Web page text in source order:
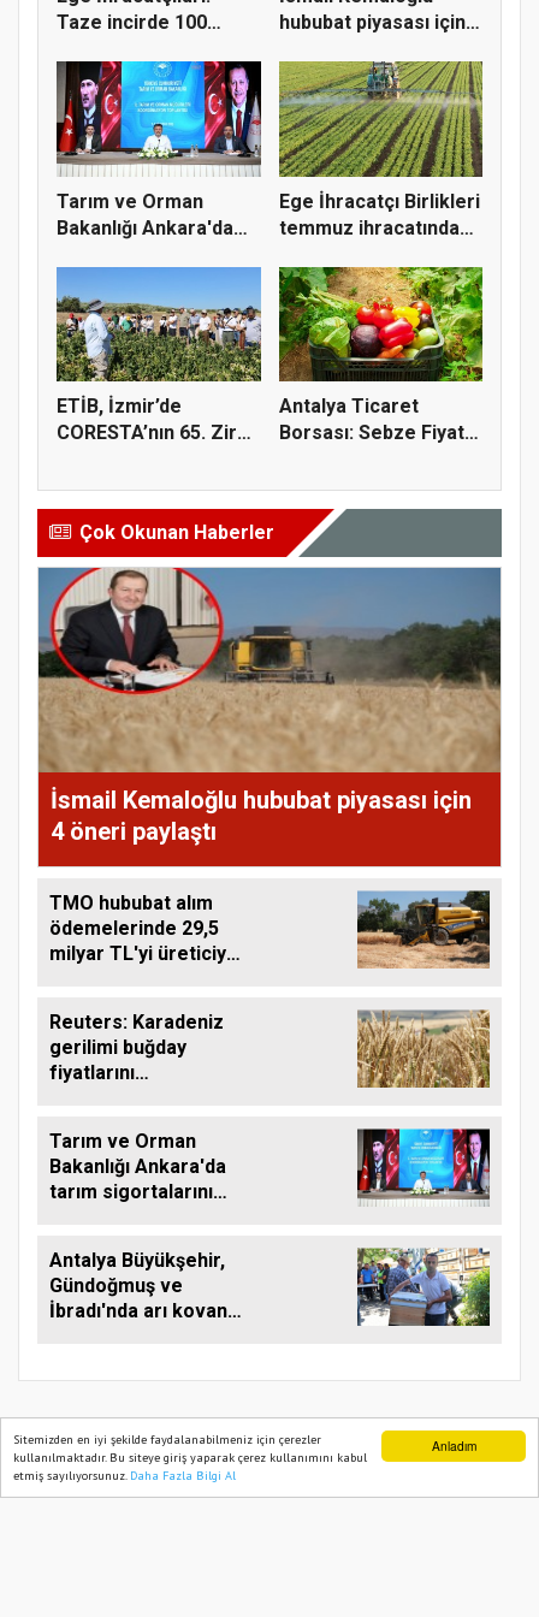
Anladım
Sitemizden en iyi şekilde faydalanabilmeniz için çerezler
kullanılmaktadır. Bu siteye giriş yaparak çerez kullanımını kabul
etmiş sayılıyorsunuz. Daha Fazla Bilgi Al
Taze incirde 100
hububat piyasası için 4
Tarım ve Orman
Bakanlığı Ankara'da
Ege İhracatçı Birlikleri
temmuz ihracatında
ETİB, İzmir’de
CORESTA’nın 65. Zirai
Antalya Ticaret
Borsası: Sebze Fiyat
Çok Okunan Haberler
İsmail Kemaloğlu hububat piyasası için
4 öneri paylaştı
TMO hububat alım
ödemelerinde 29,5
milyar TL'yi üreticiye
Reuters: Karadeniz
gerilimi buğday
fiyatlarını
Tarım ve Orman
Bakanlığı Ankara'da
tarım sigortalarını
Antalya Büyükşehir,
Gündoğmuş ve
İbradı'nda arı kovanı
TARIM PUSULASI
OnemsoftHaber Yazılımı
Ana Sayfa Web TV